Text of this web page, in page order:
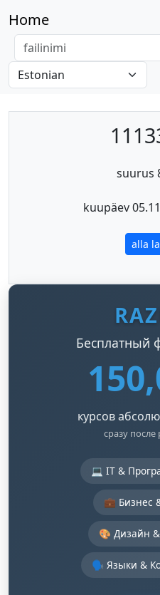
Home
suurus
kuupäev
alla
Бесплатный
курсов
сразу после
💻 IT &
💼 Бизнес
🎨 Дизайн
🗣️ Языки &